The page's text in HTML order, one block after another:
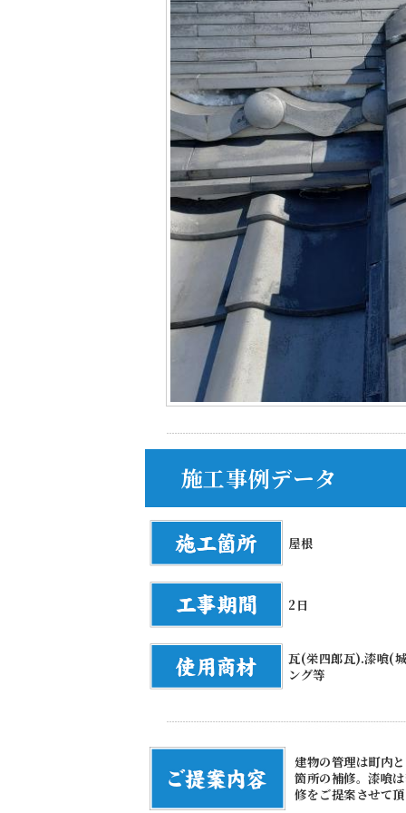
施工事例データ
屋根
2日
瓦(栄四郎瓦).漆喰(
ング等
建物の管理は町内
箇所の補修。漆喰
修をご提案させて